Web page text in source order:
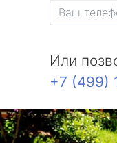
Или
+7 (499)